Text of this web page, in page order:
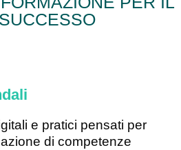
e pratici pensati per
di competenze